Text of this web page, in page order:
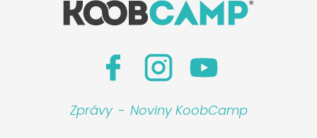
Zprávy - Noviny KoobCamp